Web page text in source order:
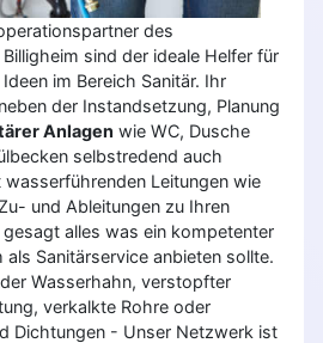
des
sind der ideale Helfer für
im Bereich Sanitär. Ihr
der Instandsetzung, Planung
Anlagen wie WC, Dusche
selbstredend auch
Leitungen wie
und Ableitungen zu Ihren
alles was ein kompetenter
als Sanitärservice anbieten sollte.
Wasserhahn, verstopfter
verkalkte Rohre oder
Dichtungen - Unser Netzwerk ist